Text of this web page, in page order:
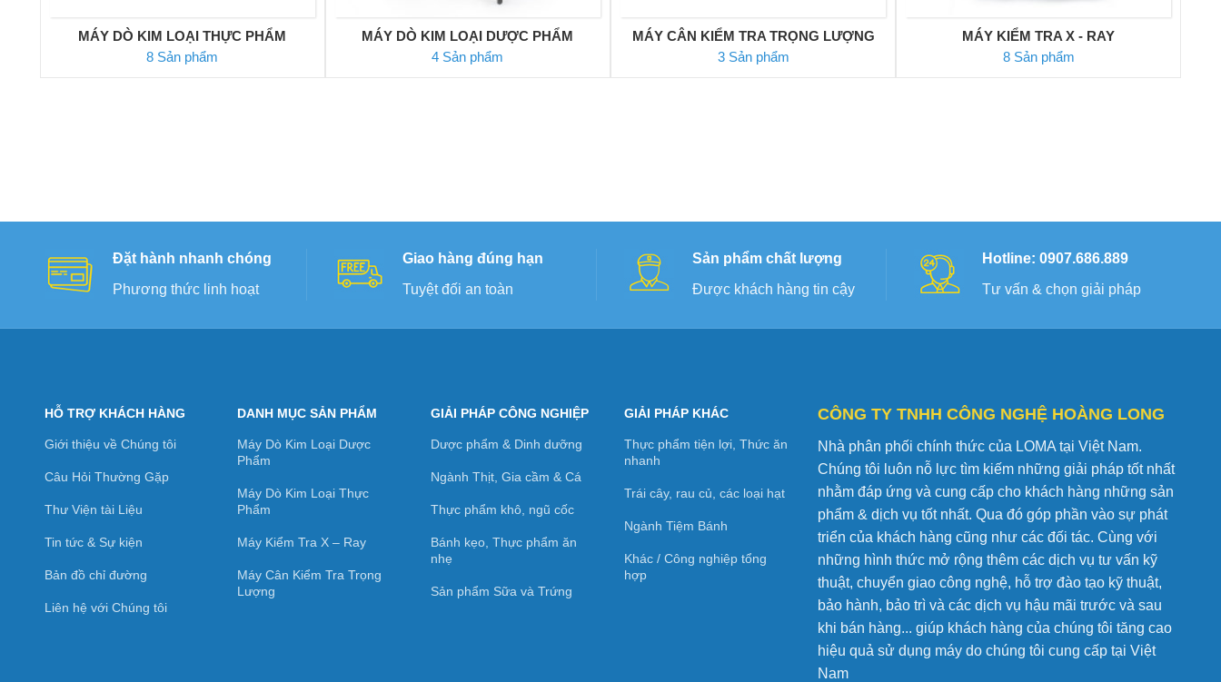
MÁY DÒ KIM LOẠI THỰC PHẨM
8 Sản phẩm
MÁY DÒ KIM LOẠI DƯỢC PHẨM
4 Sản phẩm
MÁY CÂN KIỂM TRA TRỌNG LƯỢNG
3 Sản phẩm
MÁY KIỂM TRA X - RAY
8 Sản phẩm
Đặt hành nhanh chóng
Phương thức linh hoạt
Giao hàng đúng hạn
Tuyệt đối an toàn
Sản phẩm chất lượng
Được khách hàng tin cậy
Hotline: 0907.686.889
Tư vấn & chọn giải pháp
HỖ TRỢ KHÁCH HÀNG
Giới thiệu về Chúng tôi
Câu Hỏi Thường Gặp
Thư Viện tài Liệu
Tin tức & Sự kiện
Bản đồ chỉ đường
Liên hệ với Chúng tôi
DANH MỤC SẢN PHẨM
Máy Dò Kim Loại Dược
Phẩm
Máy Dò Kim Loại Thực
Phẩm
Máy Kiểm Tra X – Ray
Máy Cân Kiểm Tra Trọng
Lượng
GIẢI PHÁP CÔNG NGHIỆP
Dược phẩm & Dinh dưỡng
Ngành Thịt, Gia cầm & Cá
Thực phẩm khô, ngũ cốc
Bánh kẹo, Thực phẩm ăn
nhẹ
Sản phẩm Sữa và Trứng
GIẢI PHÁP KHÁC
Thực phẩm tiện lợi, Thức ăn
nhanh
Trái cây, rau củ, các loại hạt
Ngành Tiệm Bánh
Khác / Công nghiệp tổng
hợp
CÔNG TY TNHH CÔNG NGHỆ HOÀNG LONG
Nhà phân phối chính thức của LOMA tại Việt Nam.
Chúng tôi luôn nỗ lực tìm kiếm những giải pháp tốt nhất
nhằm đáp ứng và cung cấp cho khách hàng những sản
phẩm & dịch vụ tốt nhất. Qua đó góp phần vào sự phát
triển của khách hàng cũng như các đối tác. Cùng với
những hình thức mở rộng thêm các dịch vụ tư vấn kỹ
thuật, chuyển giao công nghệ, hỗ trợ đào tạo kỹ thuật,
bảo hành, bảo trì và các dịch vụ hậu mãi trước và sau
khi bán hàng... giúp khách hàng của chúng tôi tăng cao
hiệu quả sử dụng máy do chúng tôi cung cấp tại Việt
Nam